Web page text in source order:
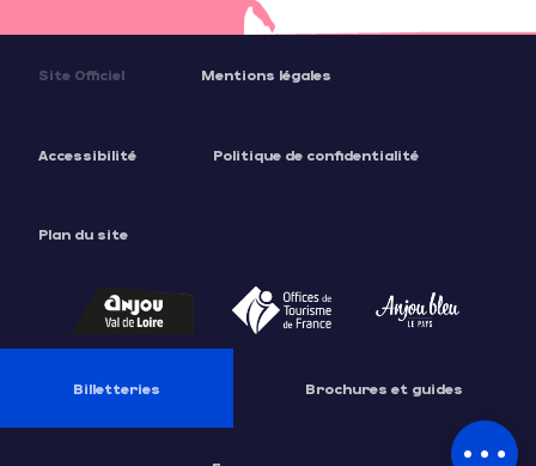
par email
Site Officiel Mentions légales
Accessibilité Politique de confidentialité
Plan du site
Billetteries Brochures et guides